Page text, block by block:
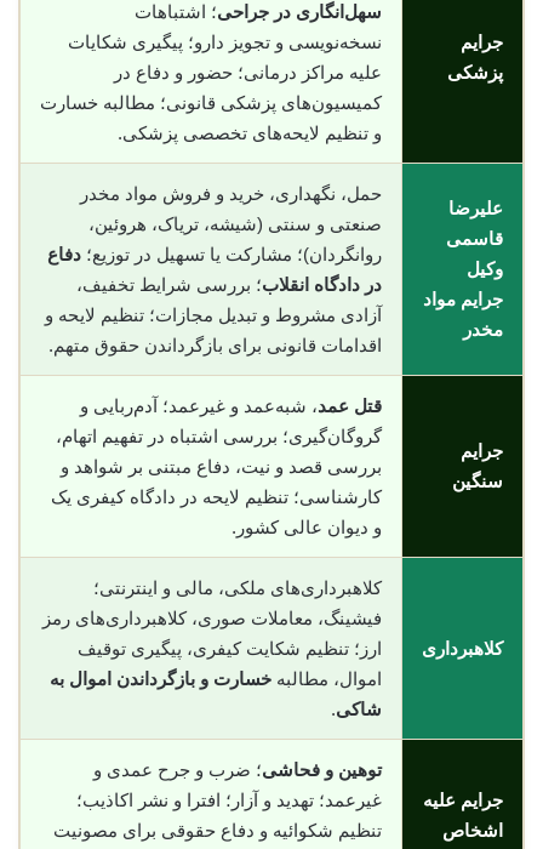
جرایم
پزشکی
سهل‌انگاری در جراحی؛ اشتباهات
نسخه‌نویسی و تجویز دارو؛ پیگیری شکایات
علیه مراکز درمانی؛ حضور و دفاع در
کمیسیون‌های پزشکی قانونی؛ مطالبه خسارت
و تنظیم لایحه‌های تخصصی پزشکی.
علیرضا
قاسمی
وکیل
جرایم مواد
مخدر
حمل، نگهداری، خرید و فروش مواد مخدر
صنعتی و سنتی (شیشه، تریاک، هروئین،
روانگردان)؛ مشارکت یا تسهیل در توزیع؛ دفاع
در دادگاه انقلاب؛ بررسی شرایط تخفیف،
آزادی مشروط و تبدیل مجازات؛ تنظیم لایحه و
اقدامات قانونی برای بازگرداندن حقوق متهم.
جرایم
سنگین
قتل عمد، شبه‌عمد و غیرعمد؛ آدم‌ربایی و
گروگان‌گیری؛ بررسی اشتباه در تفهیم اتهام،
بررسی قصد و نیت، دفاع مبتنی بر شواهد و
کارشناسی؛ تنظیم لایحه در دادگاه کیفری یک
و دیوان عالی کشور.
کلاهبرداری
کلاهبرداری‌های ملکی، مالی و اینترنتی؛
فیشینگ، معاملات صوری، کلاهبرداری‌های رمز
ارز؛ تنظیم شکایت کیفری، پیگیری توقیف
اموال، مطالبه خسارت و بازگرداندن اموال به
شاکی.
جرایم علیه
اشخاص
توهین و فحاشی؛ ضرب و جرح عمدی و
غیرعمد؛ تهدید و آزار؛ افترا و نشر اکاذیب؛
تنظیم شکوائیه و دفاع حقوقی برای مصونیت